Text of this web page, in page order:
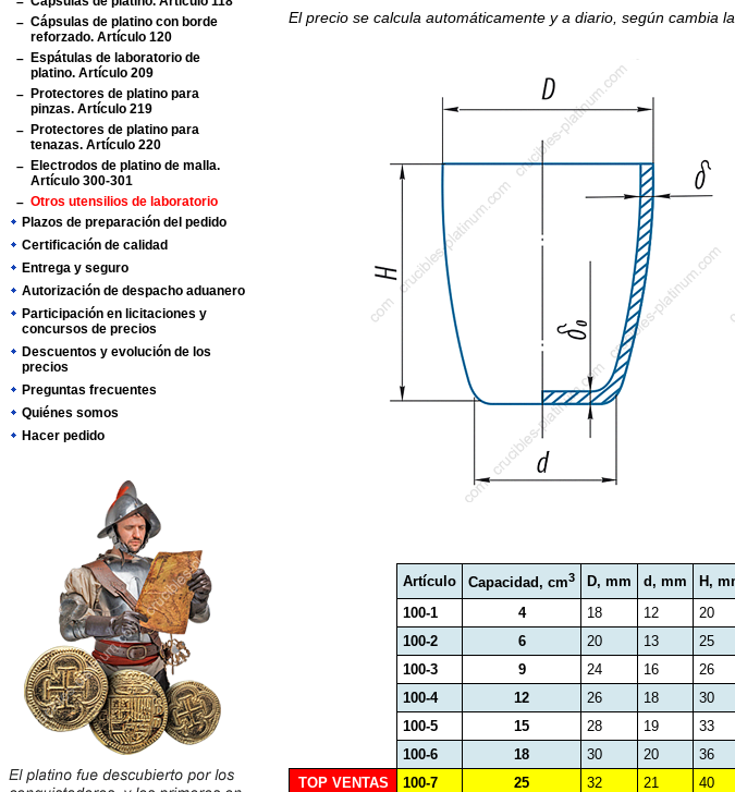
Cápsulas de platino con borde
reforzado. Artículo 120
Espátulas de laboratorio de
platino. Artículo 209
Protectores de platino para
pinzas. Artículo 219
Protectores de platino para
tenazas. Artículo 220
Electrodos de platino de malla.
Artículo 300-301
Otros utensilios de laboratorio
Plazos de preparación del pedido
Certificación de calidad
Entrega y seguro
Autorización de despacho aduanero
Participación en licitaciones y
concursos de precios
Descuentos y evolución de los
precios
Preguntas frecuentes
Quiénes somos
Hacer pedido
El precio se calcula automáticamente y a diario, según cambia
Artículo Capacidad, cm3 D, mm d, mm H,
100-1 4 18 12 20
100-2
6 20 13 25
100-3
9 24 16 26
100-4
12 26 18 30
100-5
15 28 19 33
100-6
18 30 20 36
TOP VENTAS
100-7 25 32 21 40